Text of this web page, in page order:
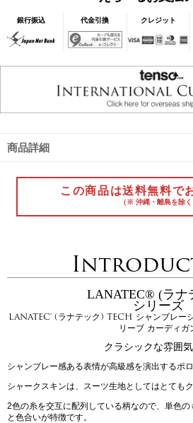
銀行振込 代金引換 クレジット
商品詳細
この商品は送料無料で
（※ 沖縄・離島を除く
LANATEC® (ラナ
シリーズ
LANATEC® (ラナテック) TECH シャンブレ
リーブ カーディガ
クラシックな雰囲気
シャンブレー感ある表情が高級感を演出するポ
シャークスキンは、スーツ生地としてはとても
2色の糸を交互に配列している柄なので、単色
と色合いが特徴です。